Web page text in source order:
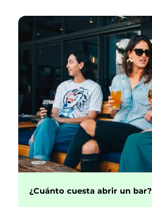
¿Cuánto cuesta abrir un bar?